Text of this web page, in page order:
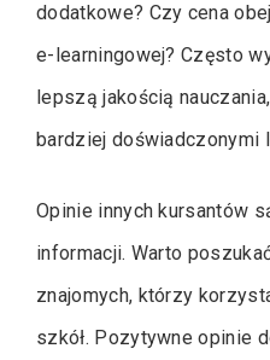
dodatkowe? Czy cena
e-learningowej? Często
lepszą jakością
bardziej doświadczonymi
Opinie innych kursantów
informacji. Warto
znajomych, którzy
szkół. Pozytywne opinie